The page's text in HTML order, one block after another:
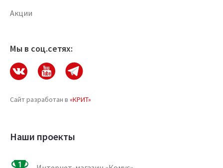
Акции
Мы в соц.сетях:
Сайт разработан в «КРИТ»
Наши проекты